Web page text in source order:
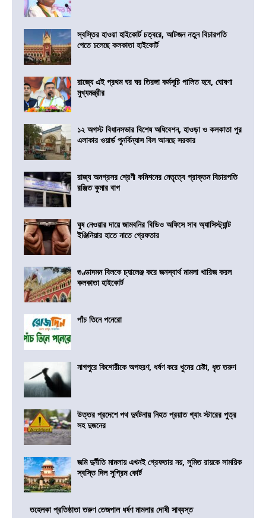
স্বস্তির হাওয়া হাইকোর্ট চত্বরে, আটজন নতুন বিচারপতি
পেতে চলেছে কলকাতা হাইকোর্ট
রাজ্যে এই প্রথম ঘর ঘর তিরঙ্গা কর্মসূচি পালিত হবে, ঘোষণা
মুখ্যমন্ত্রীর
১২ অগস্ট বিধানসভার বিশেষ অধিবেশন, হাওড়া ও কলকাতা পুর
এলাকার ওয়ার্ড পুনর্বিন্যাস বিল আনছে সরকার
রাজ্য অনগ্রসর শ্রেণী কমিশনের নেতৃত্বে প্রাক্তন বিচারপতি
রঞ্জিত কুমার বাগ
ঘুষ নেওয়ার দায়ে জামবনির বিডিও অফিসে সাব অ্যাসিস্ট্যান্ট
ইঞ্জিনিয়ার হাতে নাতে গ্রেফতার
গুণ্ডাদমন বিলকে চ্যালেঞ্জ করে জনস্বার্থ মামলা খারিজ করল
কলকাতা হাইকোর্ট
পাঁচ তিনে পনেরো
নাগপুরে কিশোরীকে অপহরণ, ধর্ষণ করে খুনের চেষ্টা, ধৃত তরুণ
উত্তর প্রদেশে পথ দুর্ঘটনায় নিহত প্রয়াত গ্যাং স্টারের পুত্র
সহ দুজনের
জমি দুর্নীতি মামলায় এখনই গ্রেফতার নয়, সুমিত রায়কে সাময়িক
স্বস্তি দিল সুপ্রিম কোর্ট
তহেলকা প্রতিষ্ঠাতা তরুণ তেজপাল ধর্ষণ মামলার দোষী সাব্যস্ত